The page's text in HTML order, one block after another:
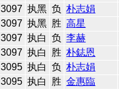
3097 执黑 负 朴志娟
3097 执黑 胜 高星
3097 执白 负 李赫
3097 执白 胜 朴鋕恩
3095 执白 负 朴志娟
3095 执白 胜 金惠臨